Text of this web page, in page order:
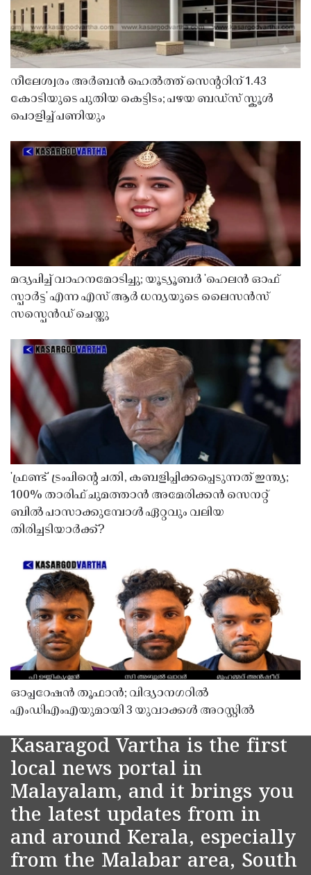
നീലേശ്വരം അർബൻ ഹെൽത്ത് സെൻ്ററിന് 1.43
കോടിയുടെ പുതിയ കെട്ടിടം; പഴയ ബഡ്സ് സ്കൂൾ
പൊളിച്ച് പണിയും
മദ്യപിച്ച് വാഹനമോടിച്ചു; യൂട്യൂബർ 'ഹെലൻ ഓഫ്
സ്പാർട്ട' എന്ന എസ് ആർ ധന്യയുടെ ലൈസൻസ്
സസ്പെൻഡ് ചെയ്തു ​​​​​​​
'ഫ്രണ്ട്' ട്രംപിന്റെ ചതി, കബളിപ്പിക്കപ്പെടുന്നത് ഇന്ത്യ;
100% താരിഫ് ചുമത്താൻ അമേരിക്കൻ സെനറ്റ്
ബിൽ പാസാക്കുമ്പോൾ ഏറ്റവും വലിയ
തിരിച്ചടിയാർക്ക്?
ഓപ്പറേഷൻ തൂഫാൻ; വിദ്യാനഗറിൽ
എംഡിഎംഎയുമായി 3 യുവാക്കൾ അറസ്റ്റിൽ
Kasaragod Vartha is the first
local news portal in
Malayalam, and it brings you
the latest updates from in
and around Kerala, especially
from the Malabar area, South